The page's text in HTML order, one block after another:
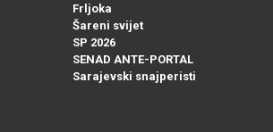
Frljoka
Šareni svijet
SP 2026
SENAD ANTE-PORTAL
Sarajevski snajperisti